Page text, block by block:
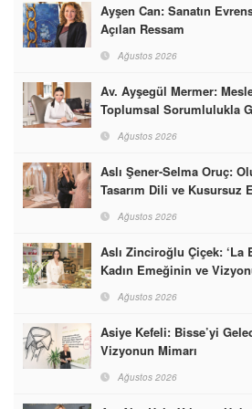
Ayşen Can: Sanatın
Açılan Ressam
Ağustos 2026
Av. Ayşegül Mermer:
Toplumsal Sorumlulukla
Ağustos 2026
Aslı Şener-Selma Oruç:
Tasarım Dili ve Kusursuz
Dünyasına İmzalarını Attılar
Ağustos 2026
Aslı Zinciroğlu Çiçek: ‘La
Kadın Emeğinin ve
Başarabileceğinin En
Ağustos 2026
Asiye Kefeli: Bisse’yi
Vizyonun Mimarı
Ağustos 2026